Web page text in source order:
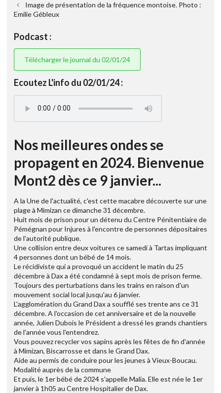
Image de présentation de la fréquence montoise. Photo :
Emilie Gébleux
Podcast :
Télécharger le journal du 02/01/24
Ecoutez L'info du 02/01/24 :
Nos meilleures ondes se
propagent en 2024. Bienvenue
Mont2 dès ce 9 janvier...
A la Une de l'actualité, c'est cette macabre découverte sur une
plage à Mimizan ce dimanche 31 décembre.
Huit mois de prison pour un détenu du Centre Pénitentiaire de
Pémégnan pour Injures à l'encontre de personnes dépositaires
de l'autorité publique.
Une collision entre deux voitures ce samedi à Tartas impliquant
4 personnes dont un bébé de 14 mois.
Le récidiviste qui a provoqué un accident le matin du 25
décembre à Dax a été condamné à sept mois de prison ferme.
Toujours des perturbations dans les trains en raison d'un
mouvement social local jusqu'au 6 janvier.
L'agglomération du Grand Dax a soufflé ses trente ans ce 31
décembre. A l'occasion de cet anniversaire et de la nouvelle
année, Julien Dubois le Président a dressé les grands chantiers
de l'année vous l'entendrez.
Vous pouvez recycler vos sapins après les fêtes de fin d'année
à Mimizan, Biscarrosse et dans le Grand Dax.
Aide au permis de conduire pour les jeunes à Vieux-Boucau.
Modalité auprès de la commune
Et puis, le 1er bébé de 2024 s'appelle Malia. Elle est née le 1er
janvier à 1h05 au Centre Hospitalier de Dax.